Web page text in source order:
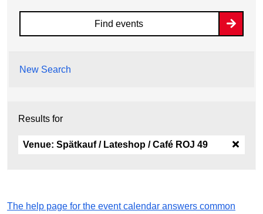
Find events
New Search
Results for
Venue: Spätkauf / Lateshop / Café ROJ 49
The help page for the event calendar answers common